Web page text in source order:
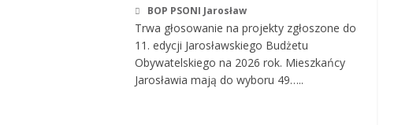
BOP PSONI Jarosław
Trwa głosowanie na projekty zgłoszone do
11. edycji Jarosławskiego Budżetu
Obywatelskiego na 2026 rok. Mieszkańcy
Jarosławia mają do wyboru 49…..